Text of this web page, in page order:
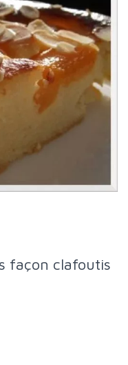
façon clafoutis